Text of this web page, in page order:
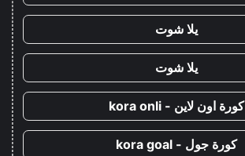
يلا شوت
يلا شوت
كورة اون لاين - kora onli
كورة جول - kora goal